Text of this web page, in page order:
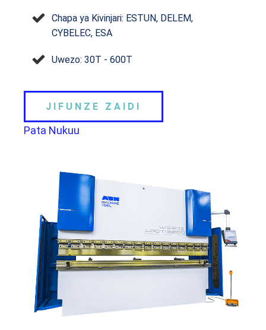
Chapa ya Kivinjari: ESTUN, DELEM,
CYBELEC, ESA
Uwezo: 30T - 600T
JIFUNZE ZAIDI
Pata Nukuu